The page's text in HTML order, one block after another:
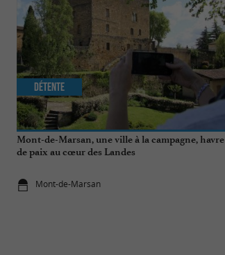
Mont-de-Marsan, une ville à la campagne, havre
de paix au cœur des Landes
Mont-de-Marsan
Détente